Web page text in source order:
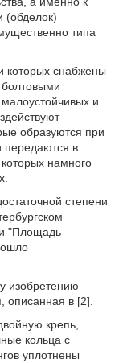
(обделок)
типа
которых снабжены
и
образуются при
передаются в
намного
степени
"Площадь
изобретению
описанная в [2].
крепь,
кольца с
уплотнены